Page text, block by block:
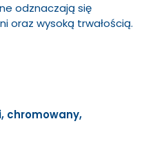
odznaczają się
oraz wysoką trwałością.
chromowany,